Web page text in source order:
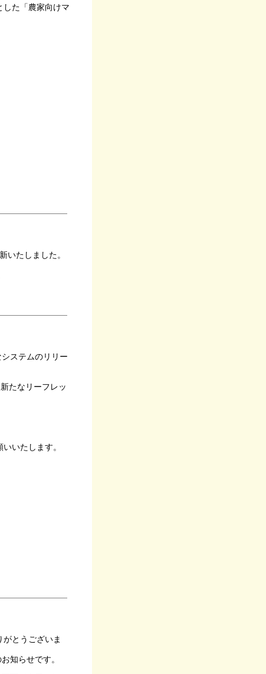
した「農家向けマ
いたしました。
ステムのリリー
たなリーフレッ
いたします。
とうございま
知らせです。